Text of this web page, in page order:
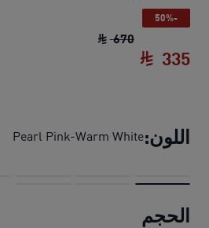
-50%
670 حذاء رياضي Mostro OG Prime مناسب للجنسين
335
اللون:Pearl Pink-Warm White
الحجم